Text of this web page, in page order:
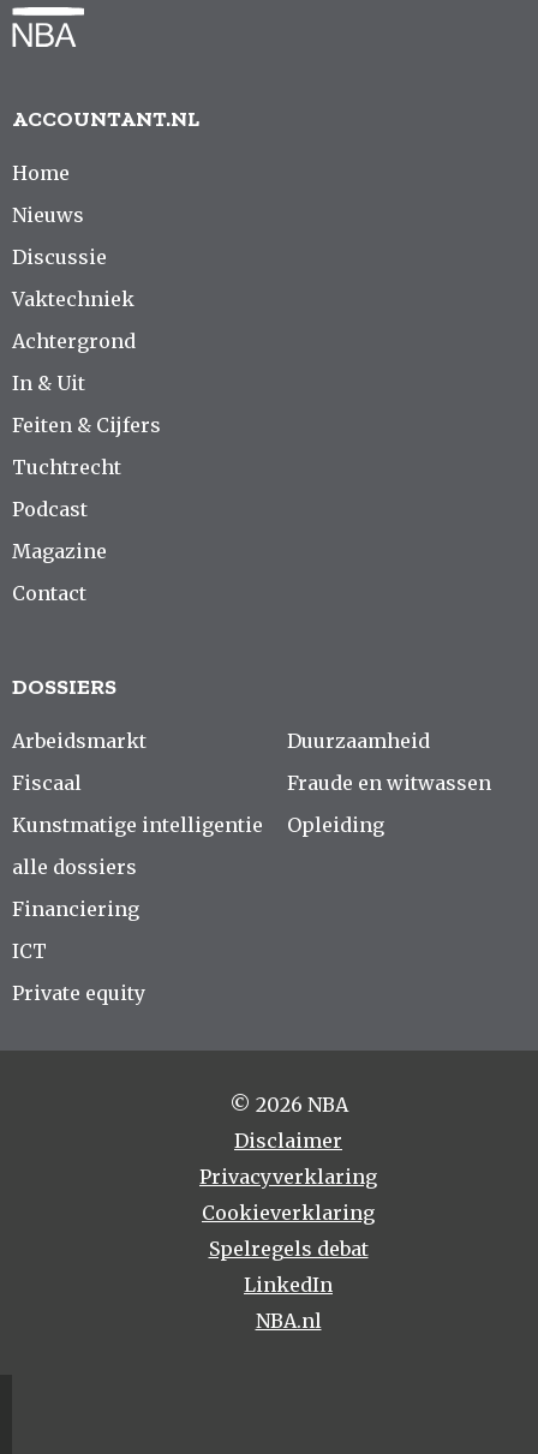
ACCOUNTANT.NL
Home
Nieuws
Discussie
Vaktechniek
Achtergrond
In & Uit
Feiten & Cijfers
Tuchtrecht
Podcast
Magazine
Contact
DOSSIERS
Arbeidsmarkt
Fiscaal
Kunstmatige intelligentie
alle dossiers
Duurzaamheid
Fraude en witwassen
Opleiding
Financiering
ICT
Private equity
© 2026 NBA
Disclaimer
Privacyverklaring
Cookieverklaring
Spelregels debat
LinkedIn
NBA.nl